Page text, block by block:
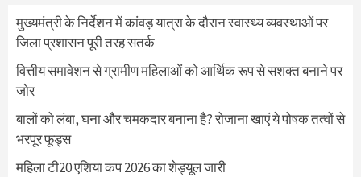
मुख्यमंत्री के निर्देशन में कांवड़ यात्रा के दौरान स्वास्थ्य व्यवस्थाओं पर
जिला प्रशासन पूरी तरह सतर्क
वित्तीय समावेशन से ग्रामीण महिलाओं को आर्थिक रूप से सशक्त बनाने पर
जोर
बालों को लंबा, घना और चमकदार बनाना है? रोजाना खाएं ये पोषक तत्वों से
भरपूर फूड्स
महिला टी20 एशिया कप 2026 का शेड्यूल जारी